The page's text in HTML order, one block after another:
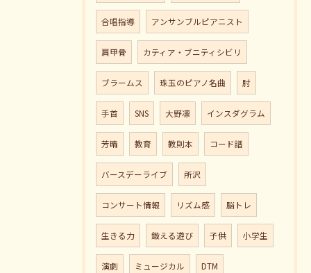
合唱指導 アンサンブルピアニスト
肩甲骨 カティア・ブニティシビリ
ブラームス 珠玉のピアノ名曲 肘
手首 SNS 大野凛 インスダグラム
芳晴 教育 教則本 コード譜
バースデーライブ 所沢
コンサート情報 リズム感 脳トレ
生きる力 鍛える遊び 子供 小学生
演劇 ミュージカル DTM